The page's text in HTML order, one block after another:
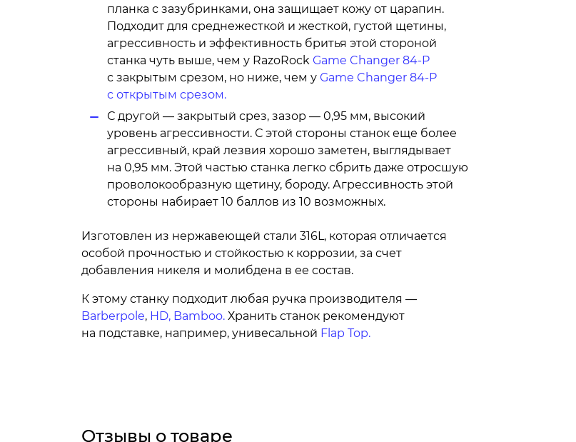
планка с зазубринками, она защищает кожу от царапин.
Подходит для среднежесткой и жесткой, густой щетины,
агрессивность и эффективность бритья этой стороной
станка чуть выше, чем у RazoRock Game Changer 84-P
с закрытым срезом, но ниже, чем у Game Changer 84-P
с открытым срезом.
С другой — закрытый срез, зазор — 0,95 мм, высокий
уровень агрессивности. С этой стороны станок еще более
агрессивный, край лезвия хорошо заметен, выглядывает
на 0,95 мм. Этой частью станка легко сбрить даже отросшую
проволокообразную щетину, бороду. Агрессивность этой
стороны набирает 10 баллов из 10 возможных.
Изготовлен из нержавеющей стали 316L, которая отличается
особой прочностью и стойкостью к коррозии, за счет
добавления никеля и молибдена в ее состав.
К этому станку подходит любая ручка производителя —
Barberpole, HD, Bamboo. Хранить станок рекомендуют
на подставке, например, унивесальной Flap Top.
Отзывы о товаре